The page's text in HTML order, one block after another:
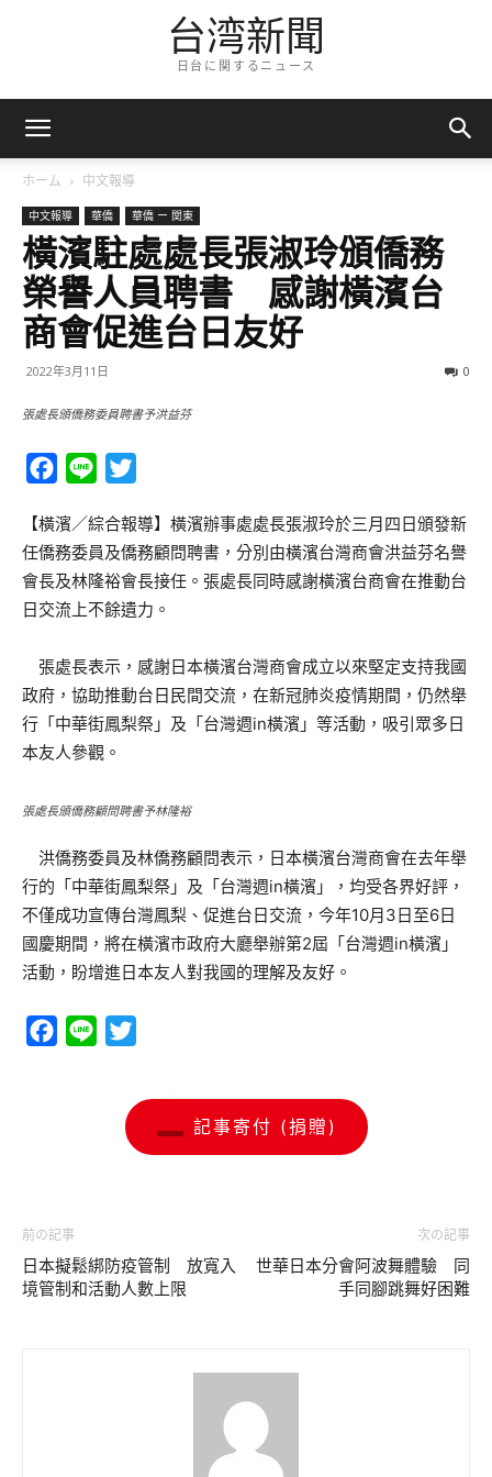
台湾新聞
日台に関するニュース
ホーム 中文報導
中文報導 華僑 華僑 ー 関東
橫濱駐處處長張淑玲頒僑務
榮譽人員聘書 感謝橫濱台
商會促進台日友好
2022年3月11日 0
張處長頒僑務委員聘書予洪益芬
Facebook
Line
【橫濱／綜合報導】橫濱辦事處處長張淑玲於三月四日頒發新
任僑務委員及僑務顧問聘書，分別由橫濱台灣商會洪益芬名譽
會長及林隆裕會長接任。張處長同時感謝橫濱台商會在推動台
日交流上不餘遺力。
張處長表示，感謝日本橫濱台灣商會成立以來堅定支持我國
政府，協助推動台日民間交流，在新冠肺炎疫情期間，仍然舉
行「中華街鳳梨祭」及「台灣週in橫濱」等活動，吸引眾多日
本友人參觀。
張處長頒僑務顧問聘書予林隆裕
洪僑務委員及林僑務顧問表示，日本橫濱台灣商會在去年舉
行的「中華街鳳梨祭」及「台灣週in橫濱」，均受各界好評，
不僅成功宣傳台灣鳳梨、促進台日交流，今年10月3日至6日
國慶期間，將在橫濱市政府大廳舉辦第2屆「台灣週in橫濱」
活動，盼增進日本友人對我國的理解及友好。
Facebook
Line
記事寄付 (捐贈)
前の記事
日本擬鬆綁防疫管制 放寬入
境管制和活動人數上限
次の記事
世華日本分會阿波舞體驗 同
手同腳跳舞好困難